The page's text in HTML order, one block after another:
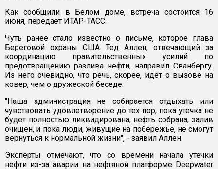
Как сообщили в Белом доме, встреча состоится 16
июня, передает ИТАР-ТАСС.
Чуть ранее стало известно о письме, которое глава
Береговой охраны США Тед Аллен, отвечающий за
координацию правительственных усилий по
предотвращению разлива нефти, направил Сванбергу.
Из него очевидно, что речь, скорее, идет о вызове на
ковер, чем о дружеской беседе.
"Наша администрация не собирается отдыхать или
чувствовать удовлетворение до тех пор, пока утечка не
будет полностью ликвидирована, нефть собрана, залив
очищен, и пока люди, живущие на побережье, не смогут
вернуться к нормальной жизни", - заявил Аллен.
Эксперты отмечают, что со времени начала утечки
нефти из-за аварии на нефтяной платформе Deepwater